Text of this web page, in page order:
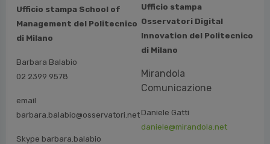
Ufficio stampa School of
Management del Politecnico
di Milano
Barbara Balabio
02 2399 9578
email
barbara.balabio@osservatori.net
Skype barbara.balabio
Ufficio stampa
Osservatori Digital
Innovation del Politecnico
di Milano
Mirandola
Comunicazione
Daniele Gatti
daniele@mirandola.net